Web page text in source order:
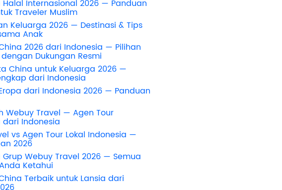
Halal Internasional 2026 — Panduan
Traveler Muslim
Keluarga 2026 — Destinasi & Tips
Anak
2026 dari Indonesia — Pilihan
Dukungan Resmi
China untuk Keluarga 2026 —
dari Indonesia
dari Indonesia 2026 — Panduan
Webuy Travel — Agen Tour
Indonesia
vs Agen Tour Lokal Indonesia —
2026
Grup Webuy Travel 2026 — Semua
Ketahui
Terbaik untuk Lansia dari